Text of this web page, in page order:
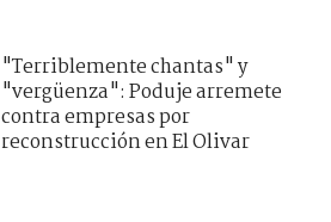
"Terriblemente chantas" y
"vergüenza": Poduje arremete
contra empresas por
reconstrucción en El Olivar